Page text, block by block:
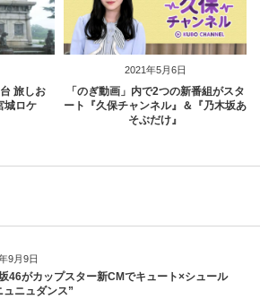
旅しお
城ロケ
2021年5月6日
「のぎ動画」内で2つの新番組がスタ
ート『久保チャンネル』＆『乃木坂あ
そぶだけ』
9月9日
46がカップスター新CMでキュート×シュール
ュニュダンス”